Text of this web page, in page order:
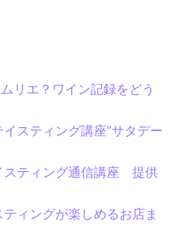
リエ？ワイン記録をどう
スティング講座”サタデー
スティング通信講座 提供
ィングが楽しめるお店ま